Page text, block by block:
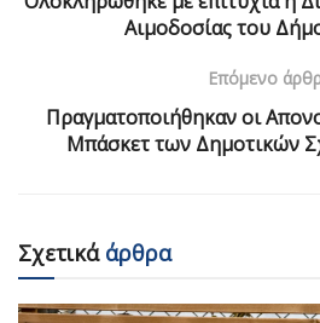
Αιμοδοσίας του
Επόμενο
Πραγματοποιήθηκαν οι
Μπάσκετ των Δημοτικών
Σχετικάάρθρα